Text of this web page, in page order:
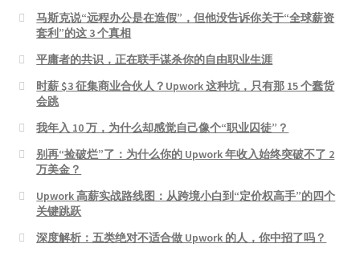
马斯克说“远程办公是在造假”，但他没告诉你关于“全球薪资
套利”的这 3 个真相
平庸者的共识，正在联手谋杀你的自由职业生涯
时薪 $3 征集商业合伙人？Upwork 这种坑，只有那 15 个蠢货
会跳
我年入 10 万，为什么却感觉自己像个“职业囚徒”？
别再“捡破烂”了：为什么你的 Upwork 年收入始终突破不了 2
万美金？
Upwork 高薪实战路线图：从跨境小白到“定价权高手”的四个
关键跳跃
深度解析：五类绝对不适合做 Upwork 的人，你中招了吗？